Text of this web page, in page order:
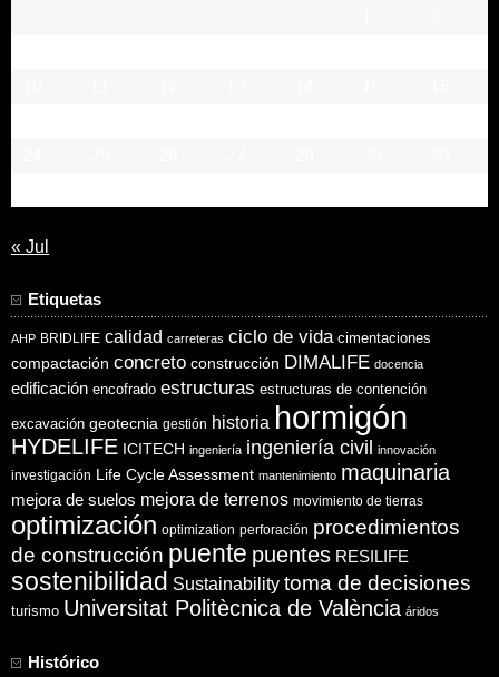
« Jul
Etiquetas
AHP BRIDLIFE calidad carreteras ciclo de vida cimentaciones
compactación concreto construcción DIMALIFE docencia
edificación encofrado estructuras estructuras de contención
excavación geotecnia gestión historia hormigón
HYDELIFE ICITECH ingeniería ingeniería civil innovación
investigación Life Cycle Assessment mantenimiento maquinaria
mejora de suelos mejora de terrenos movimiento de tierras
optimización optimization perforación procedimientos
de construcción puente puentes RESILIFE
sostenibilidad Sustainability toma de decisiones
turismo Universitat Politècnica de València áridos
Histórico